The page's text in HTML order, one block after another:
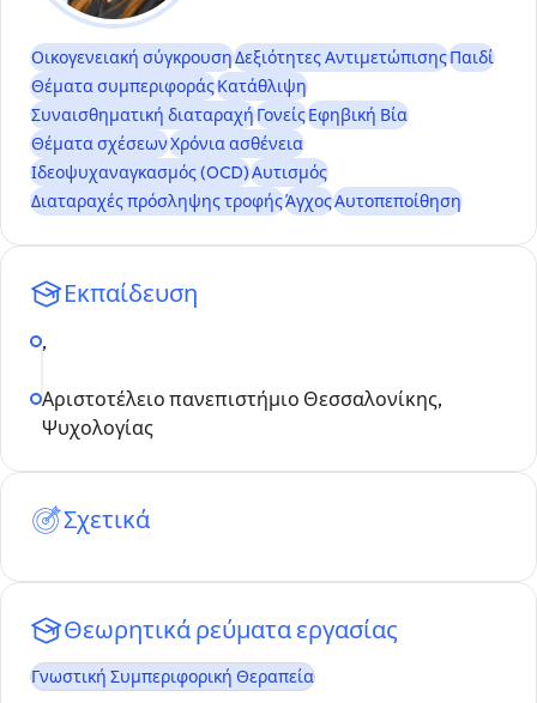
Οικογενειακή σύγκρουσηΔεξιότητες ΑντιμετώπισηςΠαιδί
Θέματα συμπεριφοράςΚατάθλιψη
Συναισθηματική διαταραχήΓονείςΕφηβική Βία
Θέματα σχέσεωνΧρόνια ασθένεια
Ιδεοψυχαναγκασμός (OCD)Αυτισμός
Διαταραχές πρόσληψης τροφήςΆγχοςΑυτοπεποίθηση
Εκπαίδευση
,
Αριστοτέλειο πανεπιστήμιο Θεσσαλονίκης,
Ψυχολογίας
Σχετικά
Θεωρητικά ρεύματα εργασίας
Γνωστική Συμπεριφορική Θεραπεία